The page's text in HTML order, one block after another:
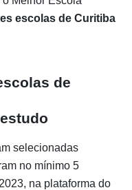
escolas de Curitiba
de
selecionadas
no mínimo 5
na plataforma do